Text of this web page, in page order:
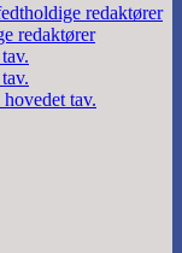
redaktører
redaktører
tav.